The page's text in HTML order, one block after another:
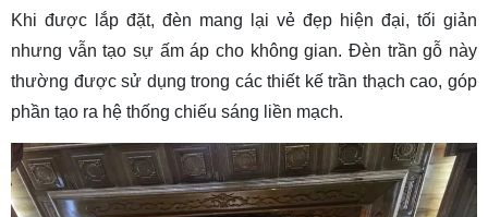
Khi được lắp đặt, đèn mang lại vẻ đẹp hiện đại, tối giản
nhưng vẫn tạo sự ấm áp cho không gian. Đèn trần gỗ này
thường được sử dụng trong các thiết kế trần thạch cao, góp
phần tạo ra hệ thống chiếu sáng liền mạch.